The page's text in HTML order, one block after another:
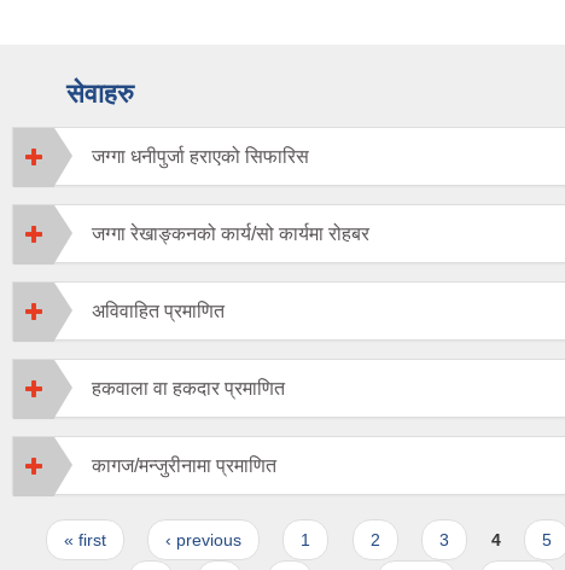
सेवाहरु
जग्गा धनीपुर्जा हराएको सिफारिस
जग्गा रेखाङ्कनको कार्य/सो कार्यमा रोहबर
अविवाहित प्रमाणित
हकवाला वा हकदार प्रमाणित
कागज/मन्जुरीनामा प्रमाणित
Pages
« first ‹ previous 1 2 3 4 5